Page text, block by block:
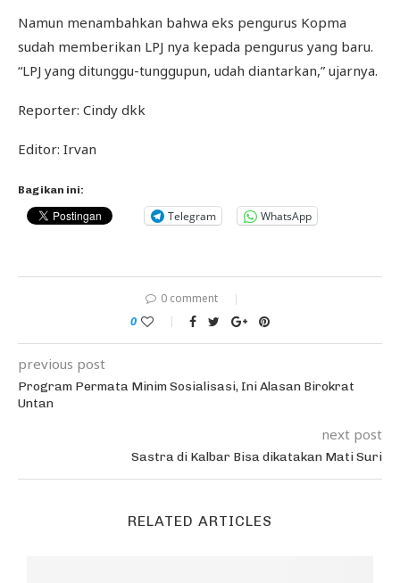
Namun menambahkan bahwa eks pengurus Kopma
sudah memberikan LPJ nya kepada pengurus yang baru.
“LPJ yang ditunggu-tunggupun, udah diantarkan,” ujarnya.
Reporter: Cindy dkk
Editor: Irvan
Bagikan ini:
Telegram WhatsApp
0 comment
0
previous post
Program Permata Minim Sosialisasi, Ini Alasan Birokrat
Untan
next post
Sastra di Kalbar Bisa dikatakan Mati Suri
RELATED ARTICLES